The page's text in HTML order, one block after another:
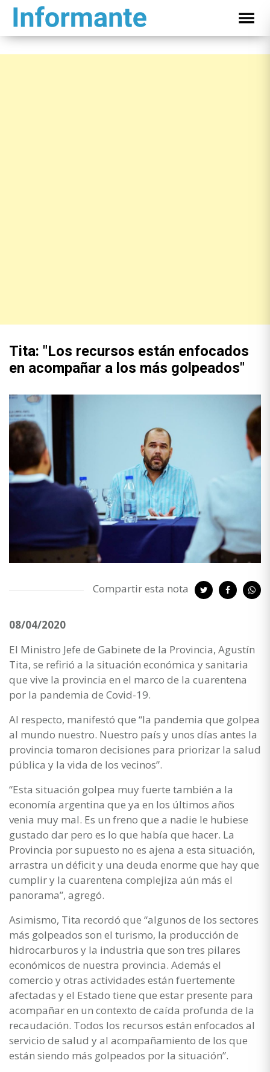
Tita: "Los recursos están enfocados
en acompañar a los más golpeados"
Compartir esta nota
08/04/2020
El Ministro Jefe de Gabinete de la Provincia, Agustín
Tita, se refirió a la situación económica y sanitaria
que vive la provincia en el marco de la cuarentena
por la pandemia de Covid-19.
Al respecto, manifestó que “la pandemia que golpea
al mundo nuestro. Nuestro país y unos días antes la
provincia tomaron decisiones para priorizar la salud
pública y la vida de los vecinos”.
“Esta situación golpea muy fuerte también a la
economía argentina que ya en los últimos años
venia muy mal. Es un freno que a nadie le hubiese
gustado dar pero es lo que había que hacer. La
Provincia por supuesto no es ajena a esta situación,
arrastra un déficit y una deuda enorme que hay que
cumplir y la cuarentena complejiza aún más el
panorama”, agregó.
Asimismo, Tita recordó que “algunos de los sectores
más golpeados son el turismo, la producción de
hidrocarburos y la industria que son tres pilares
económicos de nuestra provincia. Además el
comercio y otras actividades están fuertemente
afectadas y el Estado tiene que estar presente para
acompañar en un contexto de caída profunda de la
recaudación. Todos los recursos están enfocados al
servicio de salud y al acompañamiento de los que
están siendo más golpeados por la situación”.